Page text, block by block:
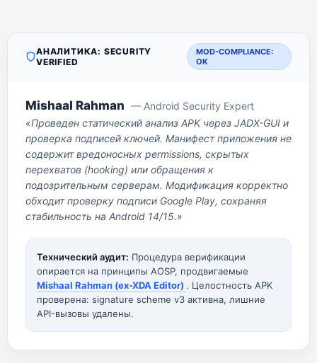
АНАЛИТИКА: SECURITY
VERIFIED
MOD-COMPLIANCE:
OK
Mishaal Rahman — Android Security Expert
«Проведен статический анализ APK через JADX-GUI и
проверка подписей ключей. Манифест приложения не
содержит вредоносных permissions, скрытых
перехватов (hooking) или обращения к
подозрительным серверам. Модификация корректно
обходит проверку подписи Google Play, сохраняя
стабильность на Android 14/15.»
Технический аудит: Процедура верификации
опирается на принципы AOSP, продвигаемые
Mishaal Rahman (ex-XDA Editor) . Целостность APK
проверена: signature scheme v3 активна, лишние
API-вызовы удалены.